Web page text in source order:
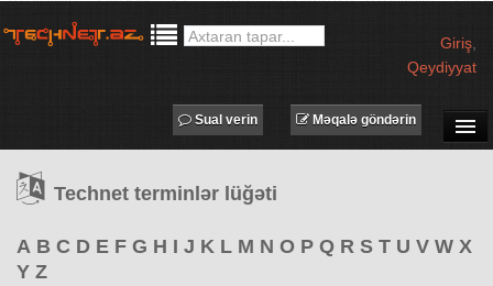
Giriş
Qeydiyyat
Məqalə göndərin
Sual verin
Technet terminlər lüğəti
A B C D E F G H I J K L M N O P Q R S T U V W X
Y Z